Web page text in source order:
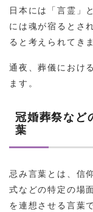
日本には「言霊」
には魂が宿るとさ
ると考えられてき
通夜、葬儀におけ
ます。
冠婚葬祭など
葉
忌み言葉とは、信
式などの特定の場
を連想させる言葉で